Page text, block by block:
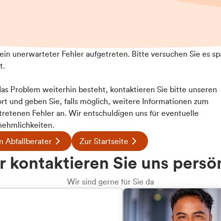
Details
Inhalte und Anzeigen zu personalisieren, Funktionen für
auf unsere Website zu analysieren. Außerdem geben wir
an unsere Partner für soziale Medien, Werbung und
möglicherweise mit weiteren Daten zusammen,
Ihrer Nutzung der Dienste gesammelt haben.
welcher
ein unerwarteter Fehler aufgetreten. Bitte versuchen Sie es
Problem weiterhin besteht, kontaktieren Sie bitte unseren
und geben Sie, falls möglich, weitere Informationen zum
Fehler an. Wir entschuldigen uns für eventuelle
Abfallberater Zur Startseite
kontaktieren Sie uns
Wir sind gerne für Sie da